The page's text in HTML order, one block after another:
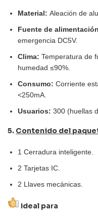
Material: Aleación de
Fuente de
emergencia DC5V.
Clima: Temperatura de
humedad ≤90%.
Consumo: Corriente
<250mA.
Usuarios: 300 (huellas
5. Contenido del
1 Cerradura inteligente.
2 Tarjetas IC.
2 Llaves mecánicas.
Ideal para